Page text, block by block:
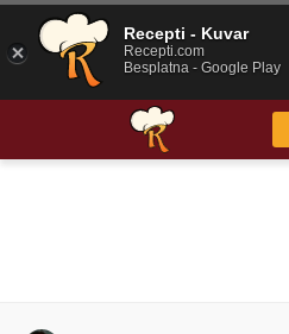
Recepti - Kuvar
Recepti.com
Besplatna - Google Play